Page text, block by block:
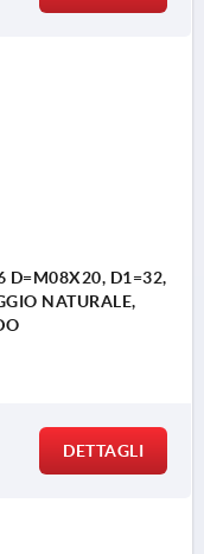
D=M08X20, D1=32,
NATURALE,
DETTAGLI